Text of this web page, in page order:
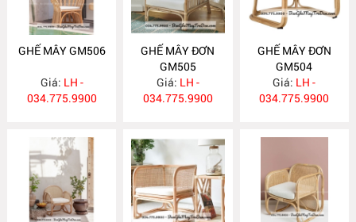
GHẾ MÂY GM506
Giá: LH -
034.775.9900
GHẾ MÂY ĐƠN
GM505
Giá: LH -
034.775.9900
GHẾ MÂY ĐƠN
GM504
Giá: LH -
034.775.9900